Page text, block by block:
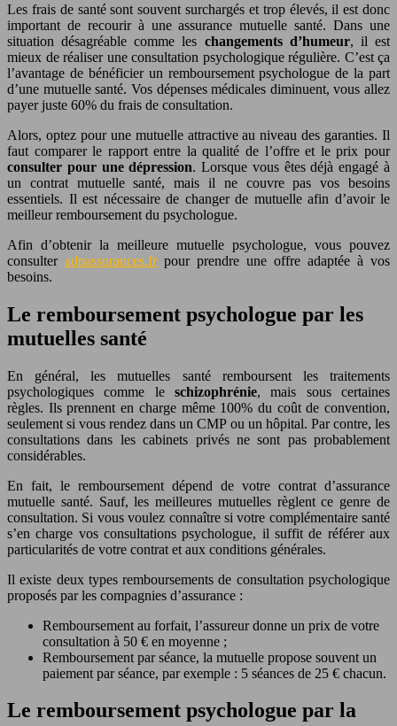
Les frais de santé sont souvent surchargés et trop élevés, il est donc
important de recourir à une assurance mutuelle santé. Dans une
situation désagréable comme les changements d’humeur, il est
mieux de réaliser une consultation psychologique régulière. C’est ça
l’avantage de bénéficier un remboursement psychologue de la part
d’une mutuelle santé. Vos dépenses médicales diminuent, vous allez
payer juste 60% du frais de consultation.
Alors, optez pour une mutuelle attractive au niveau des garanties. Il
faut comparer le rapport entre la qualité de l’offre et le prix pour
consulter pour une dépression. Lorsque vous êtes déjà engagé à
un contrat mutuelle santé, mais il ne couvre pas vos besoins
essentiels. Il est nécessaire de changer de mutuelle afin d’avoir le
meilleur remboursement du psychologue.
Afin d’obtenir la meilleure mutuelle psychologue, vous pouvez
consulter adpassurances.frpour prendre une offre adaptée à vos
besoins.
Le remboursement psychologue par les
mutuelles santé
En général, les mutuelles santé remboursent les traitements
psychologiques comme le schizophrénie, mais sous certaines
règles. Ils prennent en charge même 100% du coût de convention,
seulement si vous rendez dans un CMP ou un hôpital. Par contre, les
consultations dans les cabinets privés ne sont pas probablement
considérables.
En fait, le remboursement dépend de votre contrat d’assurance
mutuelle santé. Sauf, les meilleures mutuelles règlent ce genre de
consultation. Si vous voulez connaître si votre complémentaire santé
s’en charge vos consultations psychologue, il suffit de référer aux
particularités de votre contrat et aux conditions générales.
Il existe deux types remboursements de consultation psychologique
proposés par les compagnies d’assurance :
Remboursement au forfait, l’assureur donne un prix de votre
consultation à 50 € en moyenne ;
Remboursement par séance, la mutuelle propose souvent un
paiement par séance, par exemple : 5 séances de 25 € chacun.
Le remboursement psychologue par la